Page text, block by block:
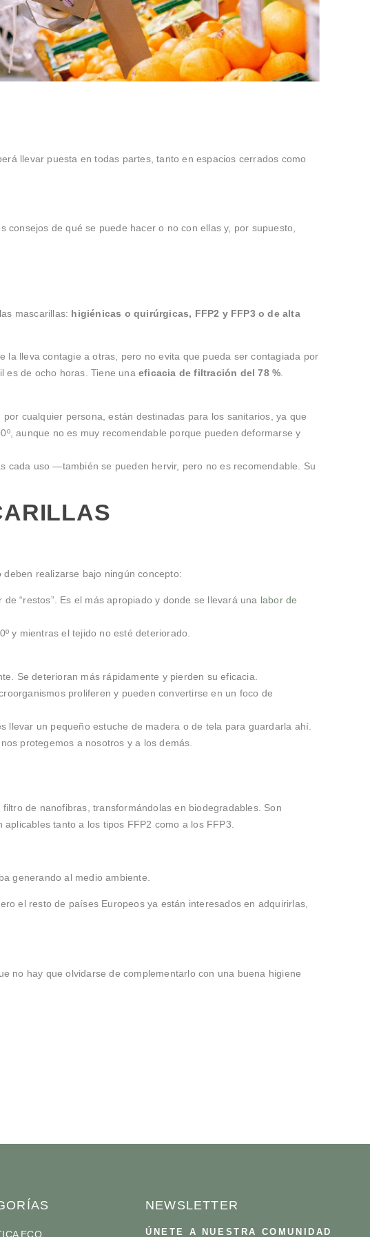
llevar puesta en todas partes, tanto en espacios cerrados como
de qué se puede hacer o no con ellas y, por supuesto,
mascarillas: higiénicas o quirúrgicas, FFP2 y FFP3 o de alta
la lleva contagie a otras, pero no evita que pueda ser contagiada por
es de ocho horas. Tiene unaeficacia de filtración del 78 %.
cualquier persona, están destinadas para los sanitarios, ya que
aunque no es muy recomendable porque pueden deformarse y
cada uso —también se pueden hervir, pero no es recomendable. Su
realizarse bajo ningún concepto:
“restos”. Es el más apropiado y donde se llevará una labor de
y mientras el tejido no esté deteriorado.
Se deterioran más rápidamente y pierden su eficacia.
proliferen y pueden convertirse en un foco de
un pequeño estuche de madera o de tela para guardarla ahí.
protegemos a nosotros y a los demás.
de nanofibras, transformándolas en biodegradables. Son
tanto a los tipos FFP2 como a los FFP3.
generando al medio ambiente.
el resto de países Europeos ya están interesados en adquirirlas,
no hay que olvidarse de complementarlo con una buena higiene
ECO
NEWSLETTER
ÚNETE A NUESTRA COMUNIDAD